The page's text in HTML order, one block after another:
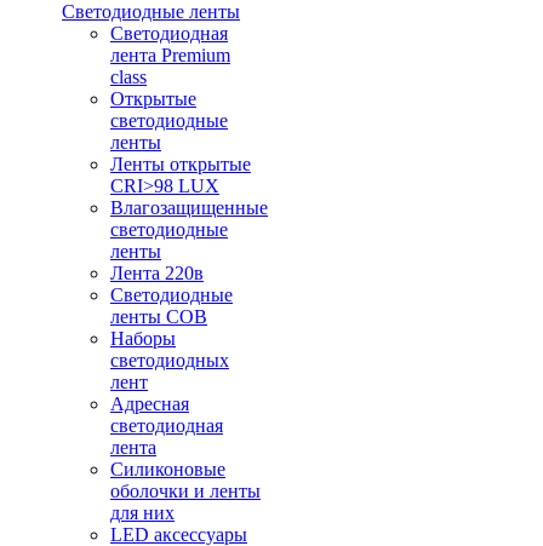
Светодиодные ленты
Светодиодная
лента Premium
class
Открытые
светодиодные
ленты
Ленты открытые
CRI>98 LUX
Влагозащищенные
светодиодные
ленты
Лента 220в
Светодиодные
ленты COB
Наборы
светодиодных
лент
Адресная
светодиодная
лента
Силиконовые
оболочки и ленты
для них
LED аксессуары